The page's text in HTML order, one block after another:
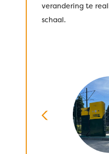
verandering te
schaal.